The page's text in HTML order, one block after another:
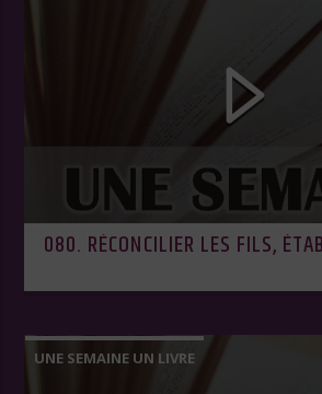
080. RÉCONCILIER LES FILS,
UNE SEMAINE UN LIVRE